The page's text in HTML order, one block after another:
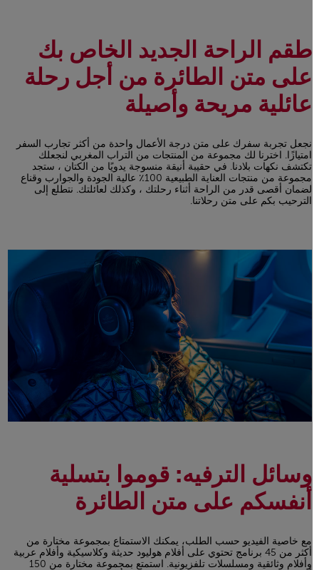
طقم الراحة الجديد الخاص بك
على متن الطائرة من أجل رحلة
عائلية مريحة وأصيلة
نجعل تجربة سفرك على متن درجة الأعمال واحدة من أكثر تجارب السفر
امتيازًا. اخترنا لك مجموعة من المنتجات من التراب المغربي لنجعلك
تكتشف نكهات بلادنا. في حقيبة أنيقة منسوجة يدويًا من الكتان ، ستجد
مجموعة من منتجات العناية الطبيعية 100٪ عالية الجودة والجوارب وقناع
لضمان أقصى قدر من الراحة أثناء رحلتك ، وكذلك لعائلتك. نتطلع إلى
الترحيب بكم على متن رحلاتنا.
وسائل الترفيه: قوموا بتسلية
أنفسكم على متن الطائرة
مع خاصية الفيديو حسب الطلب، يمكنك الاستمتاع بمجموعة مختارة من
أكثر من 45 برنامج تحتوي على أفلام هوليود حديثة وكلاسيكية وأفلام عربية
وأفلام وثائقية ومسلسلات تلفزيونية. استمتع بمجموعة مختارة من 150